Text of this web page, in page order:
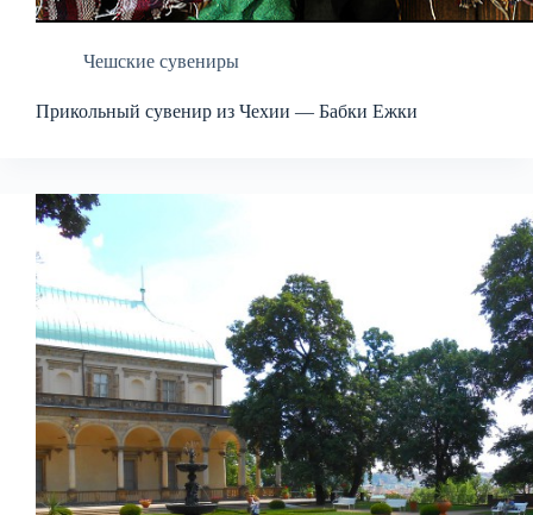
Чешские сувениры
Прикольный сувенир из Чехии — Бабки Ежки